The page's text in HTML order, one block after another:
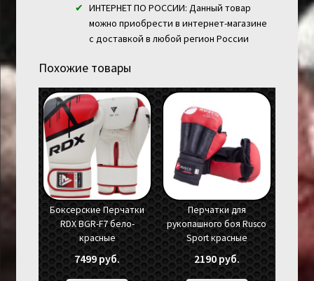
ИНТЕРНЕТ ПО РОССИИ: Данный товар
можно приобрести в интернет-магазине
с доставкой в любой регион России
Похожие товары
Боксерские Перчатки
RDX BGR-F7 бело-
красные
7499 руб.
Перчатки для
рукопашного боя Rusco
Sport красные
2190 руб.